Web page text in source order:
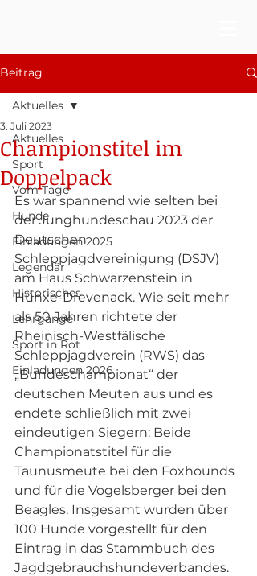
Beitrag
Aktuelles
Sport
Vom Tage
Hunde
Einladungen 2025
Legendär
Historisches
Lehrgänge
Sport in Rot
Einladungen 2026
Aktuelles
Championstitel im
Doppelpack
3. Juli 2023
Es war spannend wie selten bei
der Junghundeschau 2023 der
Deutschen
Schleppjagdvereinigung (DSJV)
am Haus Schwarzenstein in
Hünxe-Drevenack. Wie seit mehr
als 50 Jahren richtete der
Rheinisch-Westfälische
Schleppjagdverein (RWS) das
„Bundeschampionat“ der
deutschen Meuten aus und es
endete schließlich mit zwei
eindeutigen Siegern: Beide
Championatstitel für die
Taunusmeute bei den Foxhounds
und für die Vogelsberger bei den
Beagles. Insgesamt wurden über
100 Hunde vorgestellt für den
Eintrag in das Stammbuch des
Jagdgebrauchshundeverbandes.